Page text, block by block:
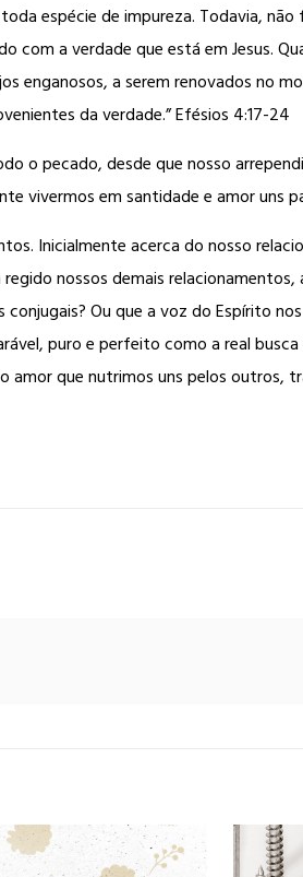
espécie de impureza. Todavia,
a verdade que está em Jesus.
enganosos, a serem renovados no
da verdade.” Efésios 4:17-24
o pecado, desde que nosso
vivermos em santidade e amor uns
Inicialmente acerca do nosso
nossos demais
Ou que a voz do Espírito
puro e perfeito como a real
que nutrimos uns pelos outros,